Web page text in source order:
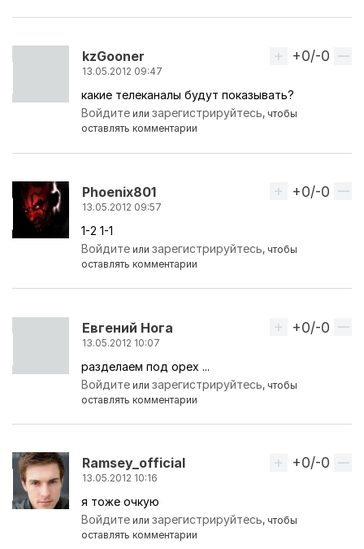
kzGooner
13.05.2012 09:47
Вверх
+0/-0
какие телеканалы будут показывать?
Войдите илизарегистрируйтесь, чтобы
оставлять комментарии
Phoenix801
13.05.2012 09:57
Вверх
+0/-0
1-2 1-1
Войдите илизарегистрируйтесь, чтобы
оставлять комментарии
Евгений Нога
13.05.2012 10:07
Вверх
+0/-0
разделаем под орех ...
Войдите илизарегистрируйтесь, чтобы
оставлять комментарии
Ramsey_official
13.05.2012 10:16
Вверх
+0/-0
я тоже очкую
Войдите илизарегистрируйтесь, чтобы
оставлять комментарии